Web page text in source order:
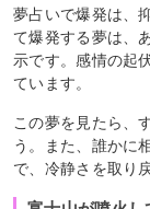
夢占いで爆発は、
て爆発する夢は、
示です。感情の起
ています。
この夢を見たら、
う。また、誰かに
で、冷静さを取り